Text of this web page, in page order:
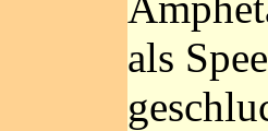
als